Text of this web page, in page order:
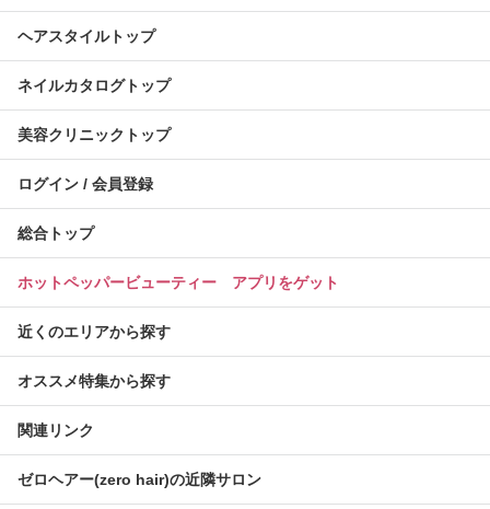
ヘアスタイルトップ
ネイルカタログトップ
美容クリニックトップ
ログイン / 会員登録
総合トップ
ホットペッパービューティー アプリをゲット
近くのエリアから探す
オススメ特集から探す
関連リンク
ゼロヘアー(zero hair)の近隣サロン